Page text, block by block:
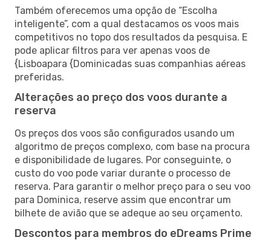
Também oferecemos uma opção de “Escolha
inteligente”, com a qual destacamos os voos mais
competitivos no topo dos resultados da pesquisa. E
pode aplicar filtros para ver apenas voos de
{Lisboapara {Dominicadas suas companhias aéreas
preferidas.
Alterações ao preço dos voos durante a
reserva
Os preços dos voos são configurados usando um
algoritmo de preços complexo, com base na procura
e disponibilidade de lugares. Por conseguinte, o
custo do voo pode variar durante o processo de
reserva. Para garantir o melhor preço para o seu voo
para Dominica, reserve assim que encontrar um
bilhete de avião que se adeque ao seu orçamento.
Descontos para membros do eDreams Prime